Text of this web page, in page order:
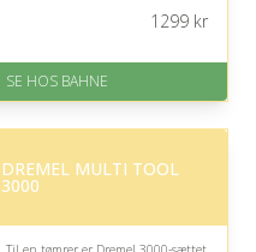
Gratis fragt
på 4.3 ud af 5
1299kr
SE HOS BAHNE
DREMEL MULTI TOOL
3000